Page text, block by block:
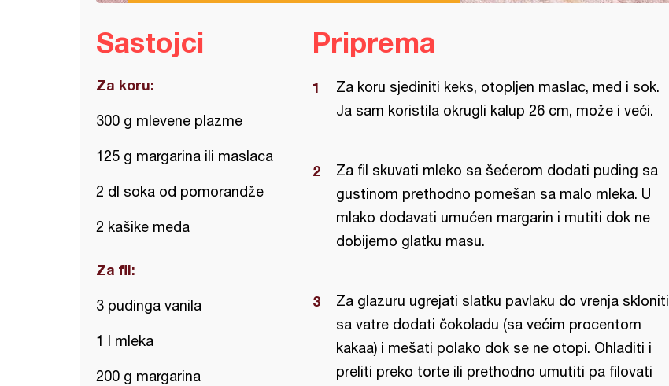
Sastojci
Za koru:
300 g mlevene plazme
125 g margarina ili maslaca
2 dl soka od pomorandže
2 kašike meda
Za fil:
3 pudinga vanila
1 l mleka
200 g margarina
Priprema
Za koru sjediniti keks, otopljen maslac, med i sok.
Ja sam koristila okrugli kalup 26 cm, može i veći.
Za fil skuvati mleko sa šećerom dodati puding sa
gustinom prethodno pomešan sa malo mleka. U
mlako dodavati umućen margarin i mutiti dok ne
dobijemo glatku masu.
Za glazuru ugrejati slatku pavlaku do vrenja skloniti
sa vatre dodati čokoladu (sa većim procentom
kakaa) i mešati polako dok se ne otopi. Ohladiti i
preliti preko torte ili prethodno umutiti pa filovati